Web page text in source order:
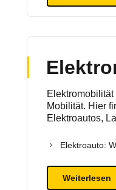
Mobilität. Hier
Elektroautos,
Elektroauto:
Weiterlesen